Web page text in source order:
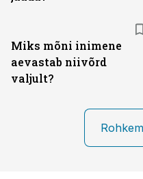
Miks mõni inimene
aevastab niivõrd
valjult?